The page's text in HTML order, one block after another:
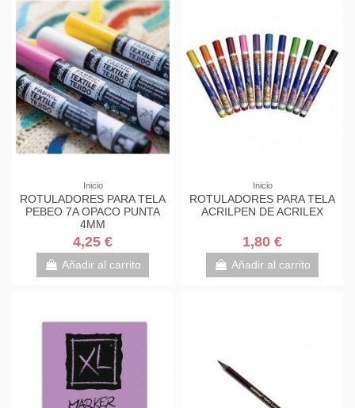
Inicio
ROTULADORES PARA TELA
PEBEO 7A OPACO PUNTA
4MM
4,25 €
Añadir al carrito
Inicio
ROTULADORES PARA TELA
ACRILPEN DE ACRILEX
1,80 €
Añadir al carrito